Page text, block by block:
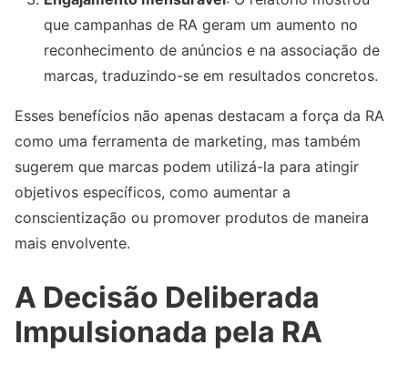
que campanhas de RA geram um aumento no
reconhecimento de anúncios e na associação de
marcas, traduzindo-se em resultados concretos.
Esses benefícios não apenas destacam a força da RA
como uma ferramenta de marketing, mas também
sugerem que marcas podem utilizá-la para atingir
objetivos específicos, como aumentar a
conscientização ou promover produtos de maneira
mais envolvente.
A Decisão Deliberada
Impulsionada pela RA